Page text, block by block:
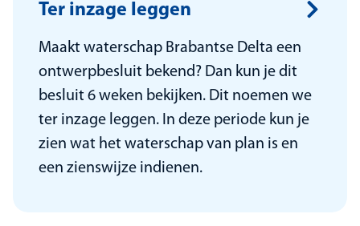
Ter inzage leggen
Maakt waterschap Brabantse Delta een
ontwerpbesluit bekend? Dan kun je dit
besluit 6 weken bekijken. Dit noemen we
ter inzage leggen. In deze periode kun je
zien wat het waterschap van plan is en
een zienswijze indienen.